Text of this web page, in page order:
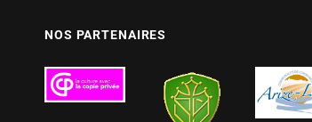
NOS PARTENAIRES